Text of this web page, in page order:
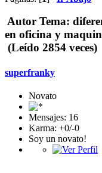
Autor Tema:
en oficina y
(Leído 2854 veces)
superfranky
Novato
Mensajes: 16
Karma: +0/-0
Soy un novato!